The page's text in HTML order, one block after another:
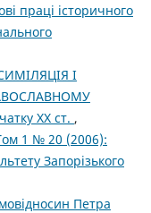
праці історичного
І
ХХ ст. ,
1 № 20 (2006):
Запорізького
Петра